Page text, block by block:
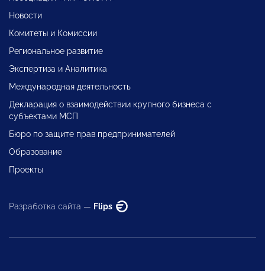
Новости
Комитеты и Комиссии
Региональное развитие
Экспертиза и Аналитика
Международная деятельность
Декларация о взаимодействии крупного бизнеса с
субъектами МСП
Бюро по защите прав предпринимателей
Образование
Проекты
Разработка сайта — Flips